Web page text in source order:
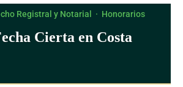
Registral y Notarial · Honorarios
Cierta en Costa